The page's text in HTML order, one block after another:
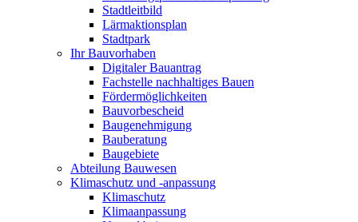
Stadtleitbild
Lärmaktionsplan
Stadtpark
Ihr Bauvorhaben
Digitaler Bauantrag
Fachstelle nachhaltiges Bauen
Fördermöglichkeiten
Bauvorbescheid
Baugenehmigung
Bauberatung
Baugebiete
Abteilung Bauwesen
Klimaschutz und -anpassung
Klimaschutz
Klimaanpassung